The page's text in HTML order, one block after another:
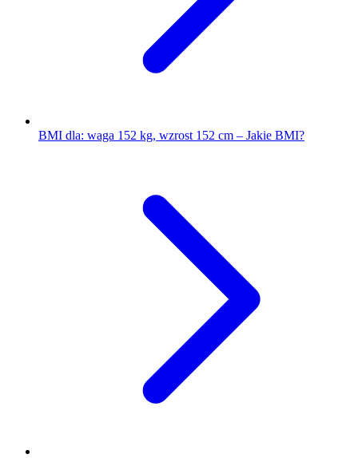
BMI dla: waga 152 kg, wzrost 152 cm – Jakie BMI?